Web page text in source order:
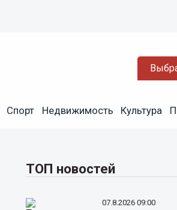
Спорт Недвижимость Культура
ТОП новостей
07.8.2026 09:00